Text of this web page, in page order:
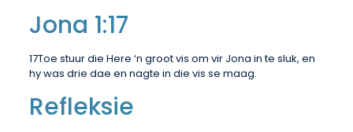
Jona 1:17
17Toe stuur die Here ‘n groot vis om vir Jona in te sluk, en
hy was drie dae en nagte in die vis se maag.
Refleksie